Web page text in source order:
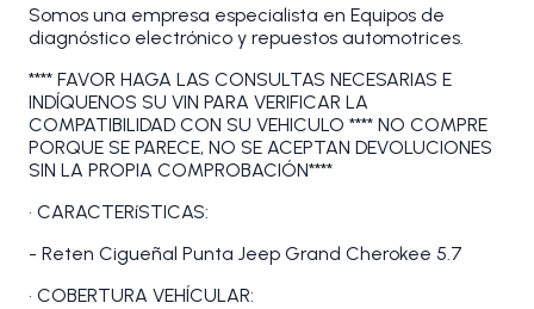
Somos una empresa especialista en Equipos de
diagnóstico electrónico y repuestos automotrices.
**** FAVOR HAGA LAS CONSULTAS NECESARIAS E
INDÍQUENOS SU VIN PARA VERIFICAR LA
COMPATIBILIDAD CON SU VEHICULO **** NO COMPRE
PORQUE SE PARECE, NO SE ACEPTAN DEVOLUCIONES
SIN LA PROPIA COMPROBACIÓN****
• CARACTERíSTICAS:
- Reten Cigueñal Punta Jeep Grand Cherokee 5.7
• COBERTURA VEHÍCULAR: